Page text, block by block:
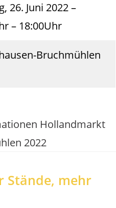
26. Juni 2022 –
– 18:00Uhr
Bruchmühlen
Hollandmarkt
2022
Stände, mehr